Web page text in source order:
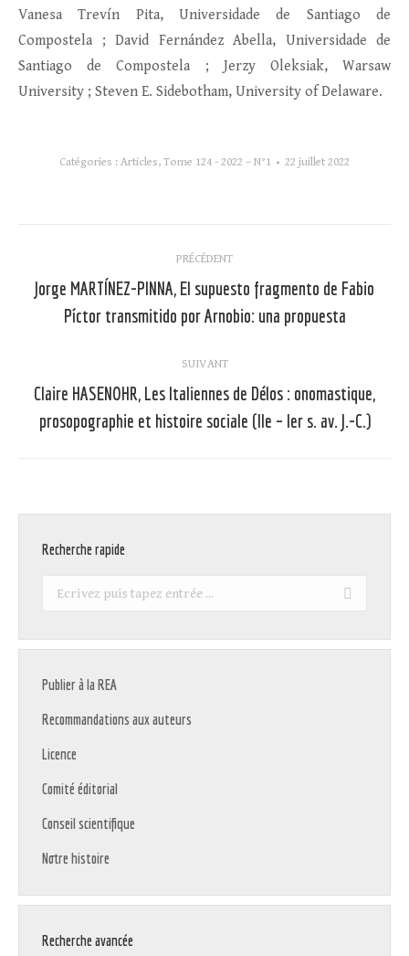
Vanesa Trevín Pita, Universidade de Santiago de
Compostela ; David Fernández Abella, Universidade de
Santiago de Compostela ; Jerzy Oleksiak, Warsaw
University ; Steven E. Sidebotham, University of Delaware.
Catégories : Articles, Tome 124 - 2022 – N°1 22 juillet 2022
article
PRÉCÉDENT
Article
précédent
Jorge MARTÍNEZ-PINNA, El supuesto fragmento de Fabio
Píctor transmitido por Arnobio: una propuesta
SUIVANT
Article
suivant
Claire HASENOHR, Les Italiennes de Délos : onomastique,
prosopographie et histoire sociale (IIe – Ier s. av. J.-C.)
Recherche rapide
Recherche
Publier à la REA
Recommandations aux auteurs
Licence
Comité éditorial
Conseil scientifique
Notre histoire
Recherche avancée